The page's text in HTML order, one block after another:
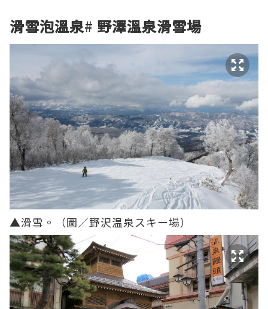
滑雪泡溫泉# 野澤溫泉滑雪場
▲滑雪。（圖／野沢温泉スキー場）